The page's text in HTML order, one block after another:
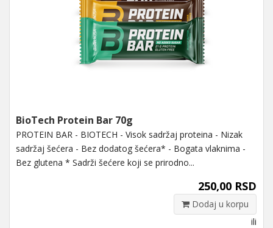
BioTech Protein Bar 70g
PROTEIN BAR - BIOTECH - Visok sadržaj proteina - Nizak
sadržaj šećera - Bez dodatog šećera* - Bogata vlaknima -
Bez glutena * Sadrži šećere koji se prirodno...
250,00 RSD
Dodaj u korpu
ili